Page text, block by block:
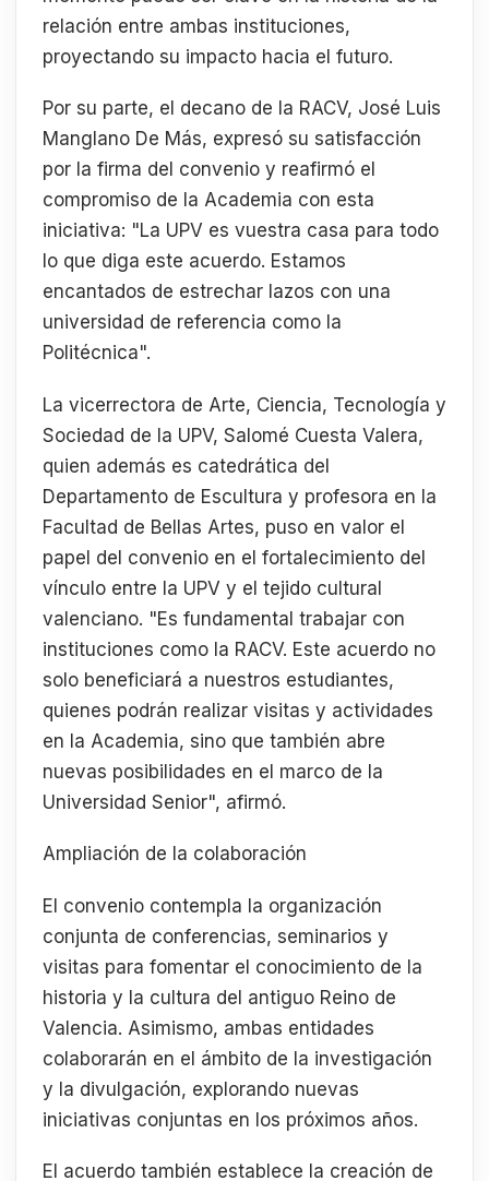
relación entre ambas instituciones,
proyectando su impacto hacia el futuro.
Por su parte, el decano de la RACV, José Luis
Manglano De Más, expresó su satisfacción
por la firma del convenio y reafirmó el
compromiso de la Academia con esta
iniciativa: "La UPV es vuestra casa para todo
lo que diga este acuerdo. Estamos
encantados de estrechar lazos con una
universidad de referencia como la
Politécnica".
La vicerrectora de Arte, Ciencia, Tecnología y
Sociedad de la UPV, Salomé Cuesta Valera,
quien además es catedrática del
Departamento de Escultura y profesora en la
Facultad de Bellas Artes, puso en valor el
papel del convenio en el fortalecimiento del
vínculo entre la UPV y el tejido cultural
valenciano. "Es fundamental trabajar con
instituciones como la RACV. Este acuerdo no
solo beneficiará a nuestros estudiantes,
quienes podrán realizar visitas y actividades
en la Academia, sino que también abre
nuevas posibilidades en el marco de la
Universidad Senior", afirmó.
Ampliación de la colaboración
El convenio contempla la organización
conjunta de conferencias, seminarios y
visitas para fomentar el conocimiento de la
historia y la cultura del antiguo Reino de
Valencia. Asimismo, ambas entidades
colaborarán en el ámbito de la investigación
y la divulgación, explorando nuevas
iniciativas conjuntas en los próximos años.
El acuerdo también establece la creación de